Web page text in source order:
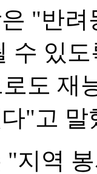
"반
수 있
도 재
"고 말
"지역